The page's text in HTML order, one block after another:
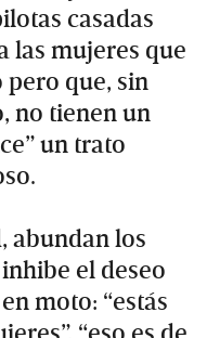
casadas
las mujeres que
que, sin
no tienen un
un trato
abundan los
el deseo
moto: “estás